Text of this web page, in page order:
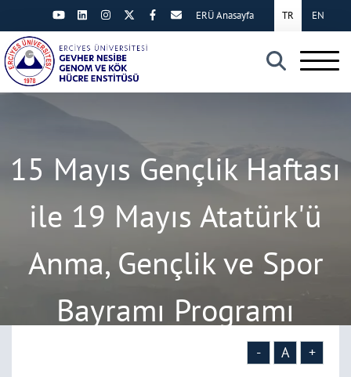
×
TR EN
ERÜ Anasayfa
15 Mayıs Gençlik Haftası
ile 19 Mayıs Atatürk'ü
Anma, Gençlik ve Spor
Bayramı Programı
- A +